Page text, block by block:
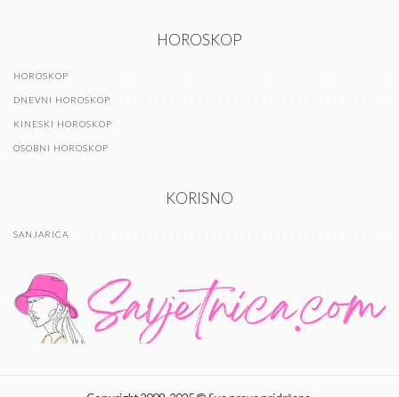
HOROSKOP
HOROSKOP
DNEVNI HOROSKOP
KINESKI HOROSKOP
OSOBNI HOROSKOP
KORISNO
SANJARICA